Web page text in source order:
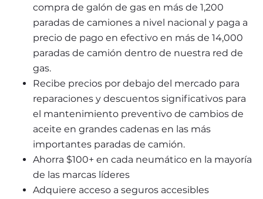
compra de galón de gas en más de 1,200
paradas de camiones a nivel nacional y paga a
precio de pago en efectivo en más de 14,000
paradas de camión dentro de nuestra red de
gas.
Recibe precios por debajo del mercado para
reparaciones y descuentos significativos para
el mantenimiento preventivo de cambios de
aceite en grandes cadenas en las más
importantes paradas de camión.
Ahorra $100+ en cada neumático en la mayoría
de las marcas líderes
Adquiere acceso a seguros accesibles